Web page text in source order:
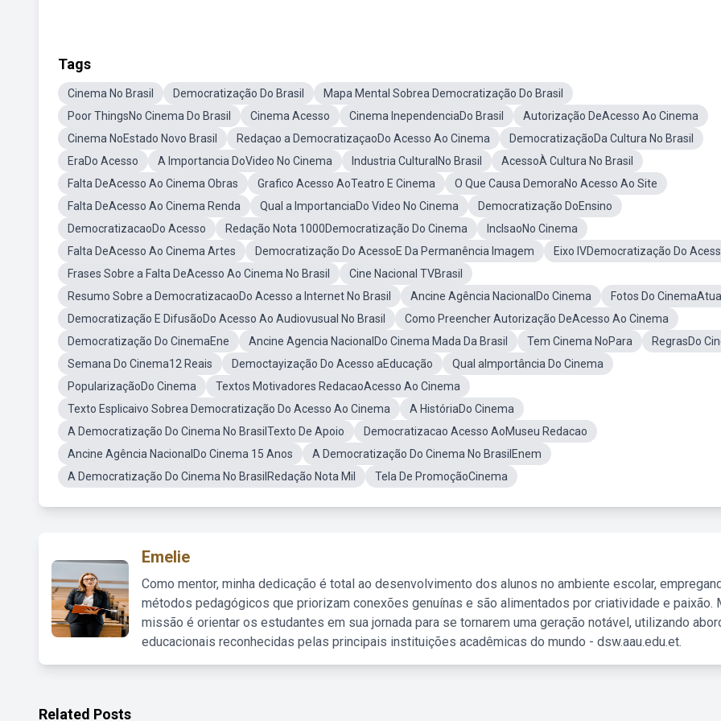
Tags
Cinema No Brasil Democratização Do Brasil
Mapa Mental Sobrea Democratização Do Brasil
Poor ThingsNo Cinema Do Brasil
Cinema Acesso Cinema InependenciaDo Brasil
Autorização DeAcesso Ao Cinema
Cinema NoEstado Novo Brasil
Redaçao a DemocratizaçaoDo Acesso Ao Cinema
DemocratizaçãoDa Cultura No Brasil
EraDo Acesso
A Importancia DoVideo No Cinema Industria CulturalNo Brasil
AcessoÀ Cultura No Brasil
Falta DeAcesso Ao Cinema Obras
Grafico Acesso AoTeatro E Cinema
O Que Causa DemoraNo Acesso Ao Site
Falta DeAcesso Ao Cinema Renda
Qual a ImportanciaDo Video No Cinema
Democratização DoEnsino
DemocratizacaoDo Acesso
Redação Nota 1000Democratização Do Cinema
InclsaoNo Cinema
Falta DeAcesso Ao Cinema Artes
Democratização Do AcessoE Da Permanência Imagem
Eixo IVDemocratização Do
Frases Sobre a Falta DeAcesso Ao Cinema No Brasil
Cine Nacional TVBrasil
Resumo Sobre a DemocratizacaoDo Acesso a Internet No Brasil
Ancine Agência NacionalDo Cinema
Fotos Do CinemaAtual
Democratização E DifusãoDo Acesso Ao Audiovusual No Brasil
Como Preencher Autorização DeAcesso Ao Cinema
Democratização Do CinemaEne
Ancine Agencia NacionalDo Cinema Mada Da Brasil Tem Cinema NoPara
RegrasDo
Semana Do Cinema12 Reais
Democtayização Do Acesso aEducação
Qual aImportância Do Cinema
PopularizaçãoDo Cinema
Textos Motivadores RedacaoAcesso Ao Cinema
Texto Esplicaivo Sobrea Democratização Do Acesso Ao Cinema
A HistóriaDo Cinema
A Democratização Do Cinema No BrasilTexto De Apoio
Democratizacao Acesso AoMuseu Redacao
Ancine Agência NacionalDo Cinema 15 Anos
A Democratização Do Cinema No BrasilEnem
A Democratização Do Cinema No BrasilRedação Nota Mil
Tela De PromoçãoCinema
Emelie
Como mentor, minha dedicação é total ao desenvolvimento dos alunos no ambiente escolar,
métodos pedagógicos que priorizam conexões genuínas e são alimentados por criatividade e paixão.
missão é orientar os estudantes em sua jornada para se tornarem uma geração notável, utilizando
educacionais reconhecidas pelas principais instituições acadêmicas do mundo - dsw.aau.edu.et.
Related Posts